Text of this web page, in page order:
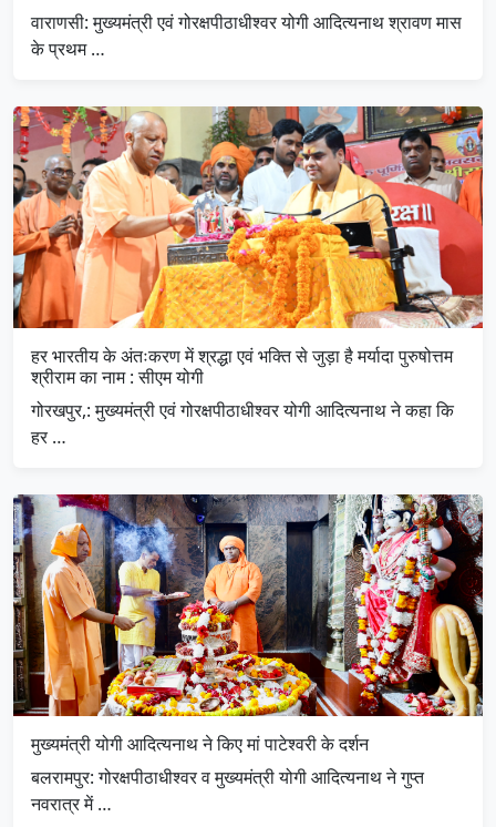
वाराणसी: मुख्यमंत्री एवं गोरक्षपीठाधीश्वर योगी आदित्यनाथ श्रावण मास
के प्रथम …
हर भारतीय के अंतःकरण में श्रद्धा एवं भक्ति से जुड़ा है मर्यादा पुरुषोत्तम
श्रीराम का नाम : सीएम योगी
गोरखपुर,: मुख्यमंत्री एवं गोरक्षपीठाधीश्वर योगी आदित्यनाथ ने कहा कि
हर …
मुख्यमंत्री योगी आदित्यनाथ ने किए मां पाटेश्वरी के दर्शन
बलरामपुर: गोरक्षपीठाधीश्वर व मुख्यमंत्री योगी आदित्यनाथ ने गुप्त
नवरात्र में …